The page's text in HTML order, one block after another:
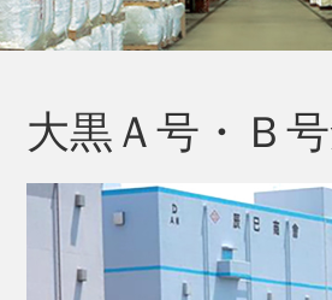
サステナビリティ
辰巳グループ
採用情報
お問い合わせ
大黒Ａ号・Ｂ